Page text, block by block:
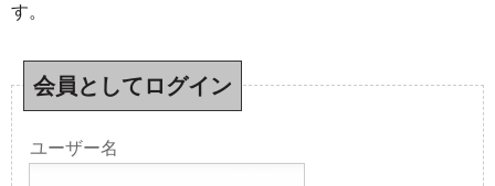
す。
会員としてログイン
ユーザー名